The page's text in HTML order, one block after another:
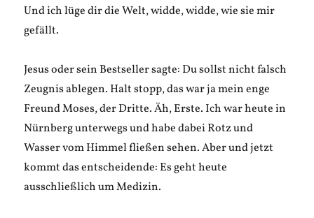
Und ich lüge dir die Welt, widde, widde, wie sie mir
gefällt.
Jesus oder sein Bestseller sagte: Du sollst nicht falsch
Zeugnis ablegen. Halt stopp, das war ja mein enge
Freund Moses, der Dritte. Äh, Erste. Ich war heute in
Nürnberg unterwegs und habe dabei Rotz und
Wasser vom Himmel fließen sehen. Aber und jetzt
kommt das entscheidende: Es geht heute
ausschließlich um Medizin.